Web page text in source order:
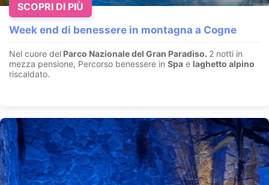
Week end di benessere in montagna a Cogne
Nel cuore del Parco Nazionale del Gran Paradiso. 2 notti in
mezza pensione, Percorso benessere in Spa e laghetto alpino
riscaldato.
SCOPRI DI PIÙ